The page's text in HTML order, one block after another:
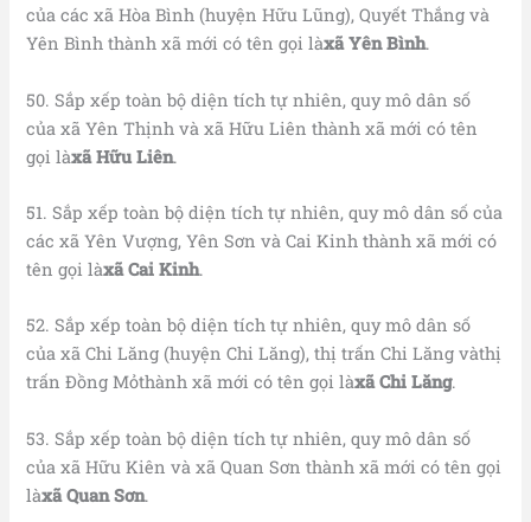
của các xã Hòa Bình (huyện Hữu Lũng), Quyết Thắng và
Yên Bình thành xã mới có tên gọi làxã Yên Bình.
50. Sắp xếp toàn bộ diện tích tự nhiên, quy mô dân số
của xã Yên Thịnh và xã Hữu Liên thành xã mới có tên
gọi làxã Hữu Liên.
51. Sắp xếp toàn bộ diện tích tự nhiên, quy mô dân số của
các xã Yên Vượng, Yên Sơn và Cai Kinh thành xã mới có
tên gọi làxã Cai Kinh.
52. Sắp xếp toàn bộ diện tích tự nhiên, quy mô dân số
của xã Chi Lăng (huyện Chi Lăng), thị trấn Chi Lăng vàthị
trấn Đồng Mỏthành xã mới có tên gọi làxã Chi Lăng.
53. Sắp xếp toàn bộ diện tích tự nhiên, quy mô dân số
của xã Hữu Kiên và xã Quan Sơn thành xã mới có tên gọi
làxã Quan Sơn.